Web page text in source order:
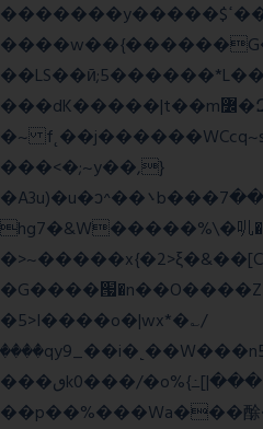
�������y�����$ߵ����#HVz7���d���
���dK�����|t��m߼�Զ?}6���qb��_��u��
�~
���<�;~y��,}
�A3u)�u�ͻ^��܌b���ڟ���7��x��{z�?
hg7�&W�����%\�䶷
�G����՗�n��O����Z
�5>I����o�|wx*�؎/
���ٯk0���/�o%{߸[|���>�x�0��/
��p��%���Wa���